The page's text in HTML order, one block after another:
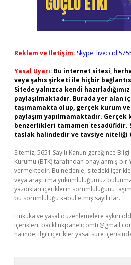
Reklam ve İletişim: Skype:
Yasal Uyarı: Bu internet sitesi,
veya şahıs şirketi ile hiçbir
Sitede yalnızca kendi
paylaşılmaktadır. Burada yer alan
taşımamakta olup, gerçek kurum
paylaşım yapılmamaktadır.
benzerlikleri tamamen tesadüfidir.
taslak halindedir ve tavsiye niteliği
Sitemiz, 5651 Sayılı Kanun gereğince
Kurumu (BTK) tarafından onaylanmış bir
vermektedir. Bu nedenle, sitedeki
veya araştırma yükümlülüğümüz
yazdıkları içeriklerin sorumluluğunu
bu sorumluluğu kabul etmiş sayılırlar.
Hukuka ve yasal düzenlemelere aykırı
içerikleri,
halinde, ilgili içerikler yasal süre